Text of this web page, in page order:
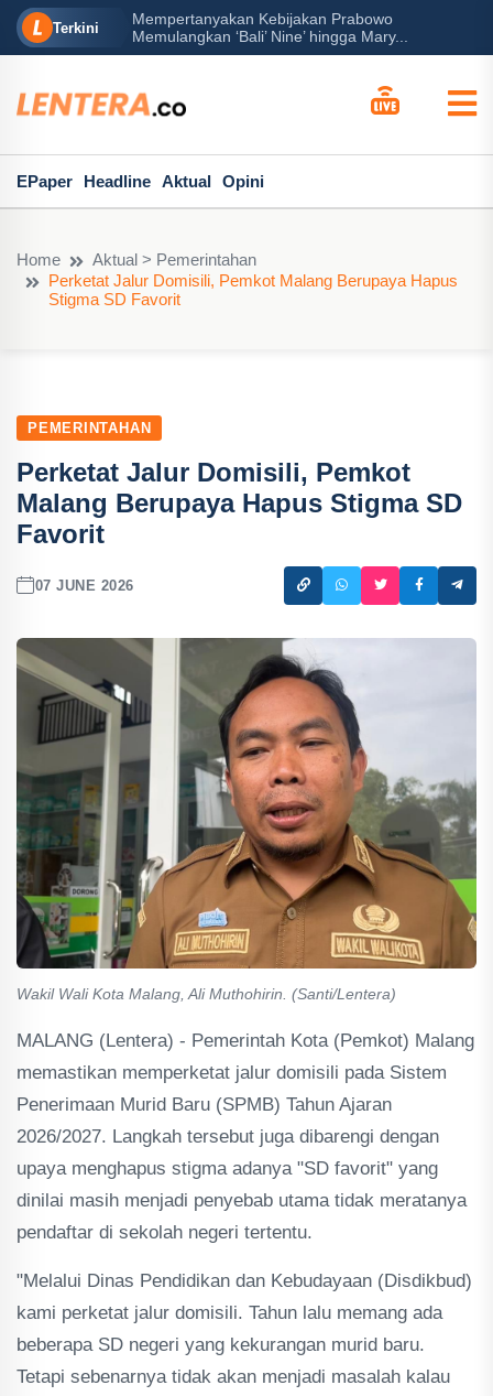
Terkini
Mempertanyakan Kebijakan Prabowo
Memulangkan ‘Bali’ Nine’ hingga Mary...
EPaper Headline Aktual Opini
Home
Aktual > Pemerintahan
Perketat Jalur Domisili, Pemkot Malang Berupaya Hapus
Stigma SD Favorit
PEMERINTAHAN
Perketat Jalur Domisili, Pemkot
Malang Berupaya Hapus Stigma SD
Favorit
07 JUNE 2026
Wakil Wali Kota Malang, Ali Muthohirin. (Santi/Lentera)
MALANG (Lentera) - Pemerintah Kota (Pemkot) Malang
memastikan memperketat jalur domisili pada Sistem
Penerimaan Murid Baru (SPMB) Tahun Ajaran
2026/2027. Langkah tersebut juga dibarengi dengan
upaya menghapus stigma adanya "SD favorit" yang
dinilai masih menjadi penyebab utama tidak meratanya
pendaftar di sekolah negeri tertentu.
"Melalui Dinas Pendidikan dan Kebudayaan (Disdikbud)
kami perketat jalur domisili. Tahun lalu memang ada
beberapa SD negeri yang kekurangan murid baru.
Tetapi sebenarnya tidak akan menjadi masalah kalau